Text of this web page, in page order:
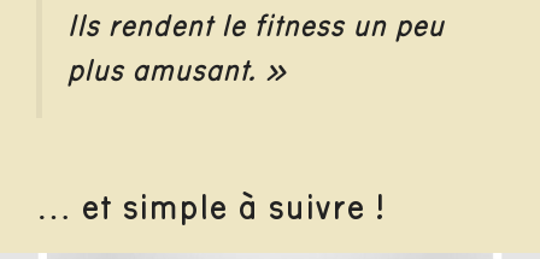
Ils rendent le fitness un peu
plus amusant. »
… et simple à suivre !